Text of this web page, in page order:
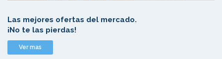
Las mejores ofertas del mercado.
¡No te las pierdas!
Ver mas